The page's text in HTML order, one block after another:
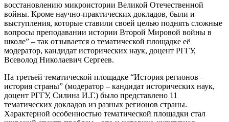
восстановлению микроистории Великой Отечественной
войны. Кроме научно-практических докладов, были и
выступления, которые ставили своей целью поднять сложные
вопросы преподавании истории Второй Мировой войны в
школе” – так отзывается о тематической площадке её
модератор, кандидат исторических наук, доцент РГГУ,
Всеволод Николаевич Сергеев.
На третьей тематической площадке “История регионов –
история страны” (модератор – кандидат исторических наук,
доцент РГГУ, Силина И.Г.) было представлено 11
тематических докладов из разных регионов страны.
Характерной особенностью тематической площадки стал